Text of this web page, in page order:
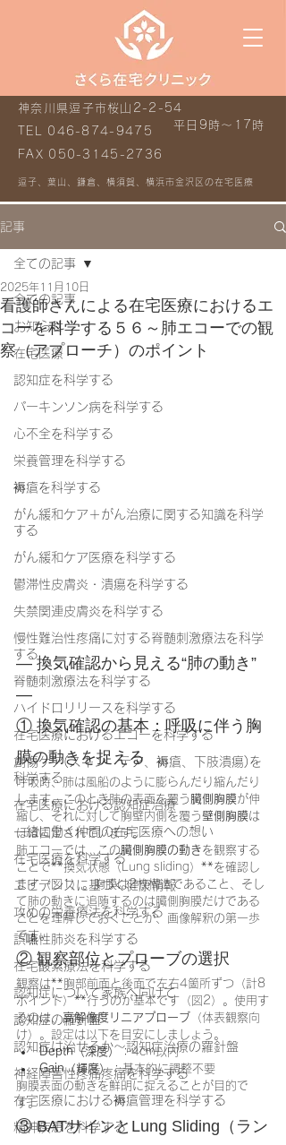
平日9時～17時
神奈川県逗子市桜山2-2-54
TEL 046-874-9475
FAX 050-3145-2736
逗子、葉山、鎌倉、横須賀、横浜市金沢区の在宅医療
記事
全ての記事
お知らせ
在宅医療
認知症を科学する
パーキンソン病を科学する
心不全を科学する
栄養管理を科学する
褥瘡を科学する
がん緩和ケア＋がん治療に関する知識を科学
する
がん緩和ケア医療を科学する
鬱滞性皮膚炎・潰瘍を科学する
失禁関連皮膚炎を科学する
慢性難治性疼痛に対する脊髄刺激療法を科学
する
脊髄刺激療法を科学する
ハイドロリリースを科学する
在宅医療におけるエコーを科学する
創傷ケア(スキン テア、褥瘡、下肢潰瘍)を
科学する
在宅医療における認知症治療
一緒に働く仲間の在宅医療への想い
在宅医療を科学する
エビデンスに基づく健康情報
攻めの栄養療法を科学する
誤嚥性肺炎を科学する
在宅酸素療法を科学する
認知症について家族へ向けて
認知症の羅針盤
認知症は治せるか～認知症治療の羅針盤
神経障害性疼痛疼痛を科学する
在宅医療における褥瘡管理を科学する
精神疾患を科学する
全ての記事
看護師さんによる在宅医療におけるエ
コーを科学する５６～肺エコーでの観
察（アプローチ）のポイント
2025年11月10日
― 換気確認から見える“肺の動き”
―
① 換気確認の基本：呼吸に伴う胸
膜の動きを捉える
呼吸時、肺は風船のように膨らんだり縮んだり
します。このとき肺の表面を覆う 臓側胸膜が伸
縮し、それに対して胸壁内側を覆う壁側胸膜は
ほぼ固定されています。
肺エコーでは、この 臓側胸膜の動きを観察する
ことで**換気状態（Lung sliding）**を確認し
ます（図1）。胸膜は2枚構造であること、そし
て肺の動きに追随するのは臓側胸膜だけである
ことを理解しておくことが、画像解釈の第一歩
です。
② 観察部位とプローブの選択
観察は**胸部前面と後面で左右4箇所ずつ（計8
ポイント）**行うのが基本です（図2）。使用す
るのは、高解像度リニアプローブ （体表観察向
け）。設定は以下を目安にしましょう。
Depth（深度） ：4cm以内
Gain（輝度）：基本的に調整不要
胸膜表面の動きを鮮明に捉えることが目的で
す。
③ BATサインとLung Sliding（ラン